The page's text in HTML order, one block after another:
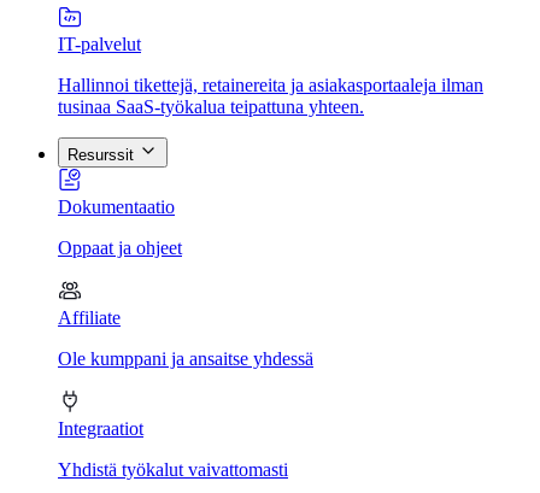
IT-palvelut
Hallinnoi tikettejä, retainereita ja asiakasportaaleja ilman
tusinaa SaaS-työkalua teipattuna yhteen.
Resurssit
Dokumentaatio
Oppaat ja ohjeet
Affiliate
Ole kumppani ja ansaitse yhdessä
Integraatiot
Yhdistä työkalut vaivattomasti